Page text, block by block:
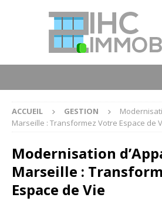
ACCUEIL GESTION
Marseille : Transformez Votre Espace de
Modernisation
Marseille :
Espace de Vie